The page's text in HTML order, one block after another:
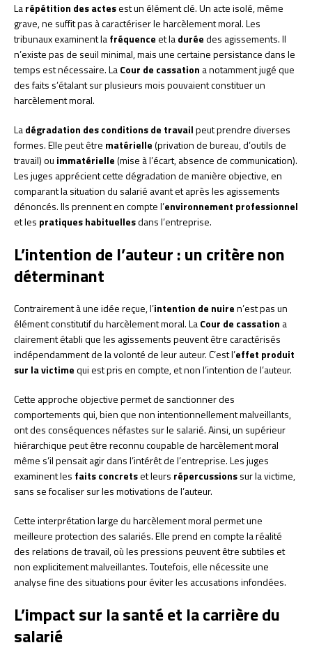
Larépétition des actesest un élément clé. Un acte isolé, même
grave, ne suffit pas à caractériser le harcèlement moral. Les
tribunaux examinent lafréquenceet laduréedes agissements. Il
n’existe pas de seuil minimal, mais une certaine persistance dans le
temps est nécessaire. LaCour de cassation a notamment jugé que
des faits s’étalant sur plusieurs mois pouvaient constituer un
harcèlement moral.
Ladégradation des conditions de travailpeut prendre diverses
formes. Elle peut être matérielle(privation de bureau, d’outils de
travail) ou immatérielle(mise à l’écart, absence de communication).
Les juges apprécient cette dégradation de manière objective, en
comparant la situation du salarié avant et après les agissements
dénoncés. Ils prennent en compte l’environnement professionnel
et les pratiques habituellesdans l’entreprise.
L’intention de l’auteur : un critère non
déterminant
Contrairement à une idée reçue, l’intention de nuiren’est pas un
élément constitutif du harcèlement moral. LaCour de cassation a
clairement établi que les agissements peuvent être caractérisés
indépendamment de la volonté de leur auteur. C’est l’effet produit
sur la victimequi est pris en compte, et non l’intention de l’auteur.
Cette approche objective permet de sanctionner des
comportements qui, bien que non intentionnellement malveillants,
ont des conséquences néfastes sur le salarié. Ainsi, un supérieur
hiérarchique peut être reconnu coupable de harcèlement moral
même s’il pensait agir dans l’intérêt de l’entreprise. Les juges
examinent les faits concretset leurs répercussionssur la victime,
sans se focaliser sur les motivations de l’auteur.
Cette interprétation large du harcèlement moral permet une
meilleure protection des salariés. Elle prend en compte la réalité
des relations de travail, où les pressions peuvent être subtiles et
non explicitement malveillantes. Toutefois, elle nécessite une
analyse fine des situations pour éviter les accusations infondées.
L’impact sur la santé et la carrière du
salarié